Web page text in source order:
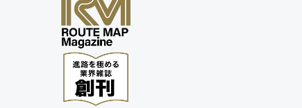
学校と学習塾を「進路」で繋ぐ専門誌
特集記事
トップインタビュー